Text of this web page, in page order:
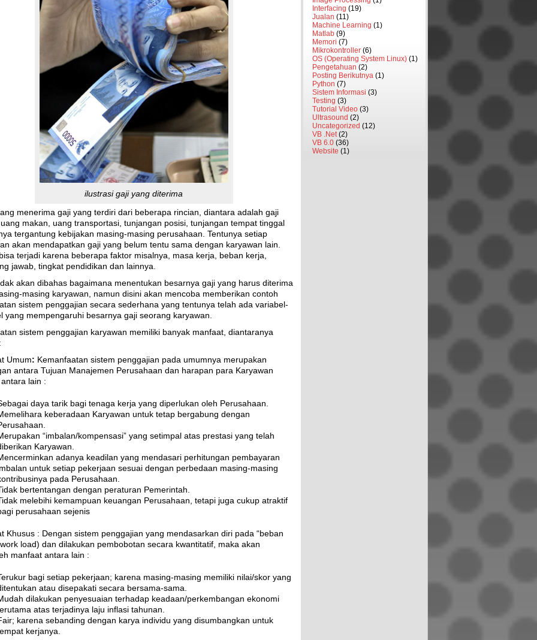
ilustrasi gaji yang diterima
menerima gaji yang terdiri dari beberapa rincian, diantara adalah gaji
makan, uang transportasi, tunjangan posisi, tunjangan tempat tinggal
tergantung kebijakan masing-masing perusahaan. Tentunya setiap
akan mendapatkan gaji yang belum tentu sama dengan karyawan lain.
terjadi karena beberapa faktor misalnya, masa kerja, beban kerja,
jawab, tingkat pendidikan dan lainnya.
akan dibahas bagaimana menentukan besarnya gaji yang harus diterima
masing karyawan, namun disini akan mencoba memberikan contoh
sistem penggajian secara sederhana yang tentunya telah ada variabel-
yang mempengaruhi besarnya gaji seorang karyawan.
sistem penggajian karyawan memiliki banyak manfaat, diantaranya
Umum: Kemanfaatan sistem penggajian pada umumnya merupakan
antara Tujuan Manajemen Perusahaan dan harapan para Karyawan
lain :
daya tarik bagi tenaga kerja yang diperlukan oleh Perusahaan.
keberadaan Karyawan untuk tetap bergabung dengan
“imbalan/kompensasi” yang setimpal atas prestasi yang telah
Karyawan.
adanya keadilan yang mendasari perhitungan pembayaran
untuk setiap pekerjaan sesuai dengan perbedaan masing-masing
pada Perusahaan.
bertentangan dengan peraturan Pemerintah.
melebihi kemampuan keuangan Perusahaan, tetapi juga cukup atraktif
perusahaan sejenis
Khusus : Dengan sistem penggajian yang mendasarkan diri pada “beban
load) dan dilakukan pembobotan secara kwantitatif, maka akan
manfaat antara lain :
bagi setiap pekerjaan; karena masing-masing memiliki nilai/skor yang
atau disepakati secara bersama-sama.
dilakukan penyesuaian terhadap keadaan/perkembangan ekonomi
atas terjadinya laju inflasi tahunan.
karena sebanding dengan karya individu yang disumbangkan untuk
kerjanya.
Interfacing (19)
Jualan (11)
Machine Learning (1)
Matlab (9)
Memori (7)
Mikrokontroller (6)
OS (Operating System Linux) (1)
Pengetahuan (2)
Posting Berikutnya (1)
Python (7)
Sistem Informasi (3)
Testing (3)
Tutorial Video (3)
Ultrasound (2)
Uncategorized (12)
VB .Net(2)
VB 6.0 (36)
Website (1)